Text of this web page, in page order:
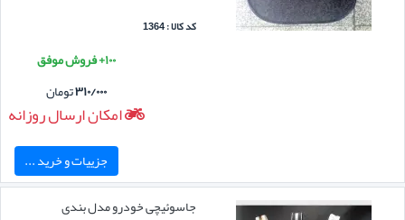
کد کالا : 1364
۱۰۰+ فروش موفق
۳۱۰/۰۰۰تومان
امکان ارسال روزانه
جزییات و خرید ...
جاسوئیچی خودرو مدل بندی